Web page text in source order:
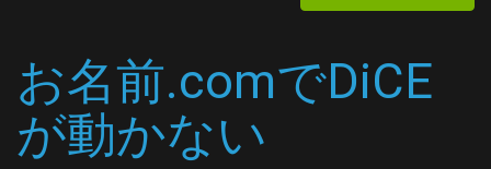
お名前.comでDiCE
が動かない